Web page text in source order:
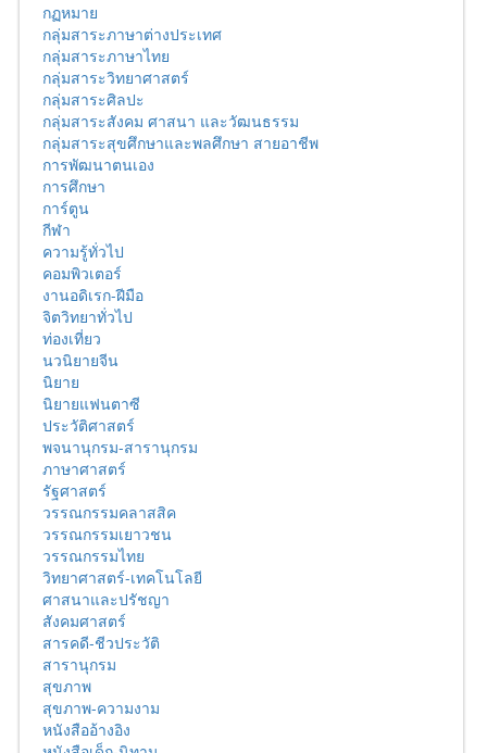
กฏหมาย
กลุ่มสาระภาษาต่างประเทศ
กลุ่มสาระภาษาไทย
กลุ่มสาระวิทยาศาสตร์
กลุ่มสาระศิลปะ
กลุ่มสาระสังคม ศาสนา และวัฒนธรรม
กลุ่มสาระสุขศึกษาและพลศึกษา สายอาชีพ
การพัฒนาตนเอง
การศึกษา
การ์ตูน
กีฬา
ความรู้ทั่วไป
คอมพิวเตอร์
งานอดิเรก-ฝีมือ
จิตวิทยาทั่วไป
ท่องเที่ยว
นวนิยายจีน
นิยาย
นิยายแฟนตาซี
ประวัติศาสตร์
พจนานุกรม-สารานุกรม
ภาษาศาสตร์
รัฐศาสตร์
วรรณกรรมคลาสสิค
วรรณกรรมเยาวชน
วรรณกรรมไทย
วิทยาศาสตร์-เทคโนโลยี
ศาสนาและปรัชญา
สังคมศาสตร์
สารคดี-ชีวประวัติ
สารานุกรม
สุขภาพ
สุขภาพ-ความงาม
หนังสืออ้างอิง